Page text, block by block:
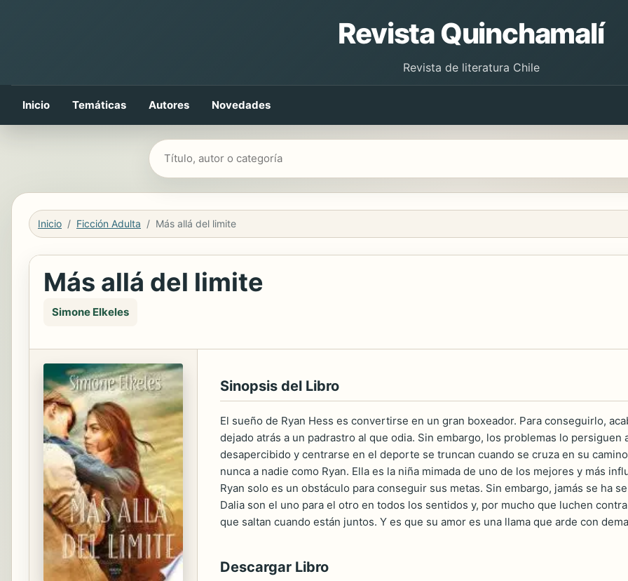
Revista Quinchamalí
Revista de literatura Chile
Inicio Temáticas Autores Novedades
Buscar libros
Inicio Ficción Adulta Más allá del limite
Más allá del limite
Simone Elkeles
Sinopsis del Libro
El sueño de Ryan Hess es convertirse en un gran boxeador. Para conseguirlo,
dejado atrás a un padrastro al que odia. Sin embargo, los problemas lo persiguen
desapercibido y centrarse en el deporte se truncan cuando se cruza en su
nunca a nadie como Ryan. Ella es la niña mimada de uno de los mejores y más
Ryan solo es un obstáculo para conseguir sus metas. Sin embargo, jamás se ha
Dalia son el uno para el otro en todos los sentidos y, por mucho que luchen
que saltan cuando están juntos. Y es que su amor es una llama que arde con
Descargar Libro